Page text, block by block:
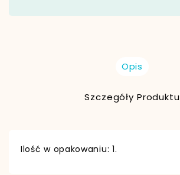
Opis
Szczegóły Produktu
Ilość w opakowaniu: 1.